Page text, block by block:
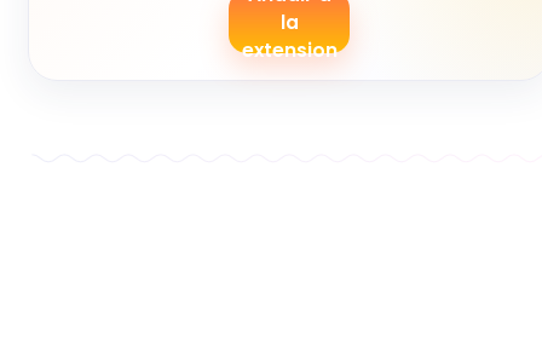
la
extension